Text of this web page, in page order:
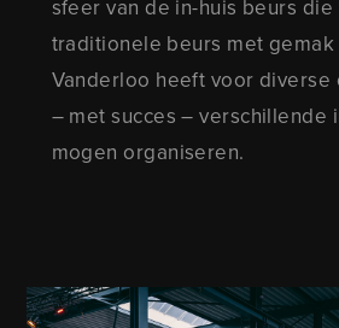
sfeer van de in-huis beurs die
traditionele beurs met
Vanderloo heeft voor diverse
– met succes – verschillende
mogen organiseren.